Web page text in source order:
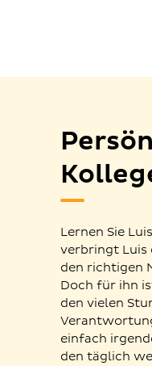
Lernen Sie
verbringt Luis
den richtigen
Doch für ihn
den vielen
einfach
den täglich